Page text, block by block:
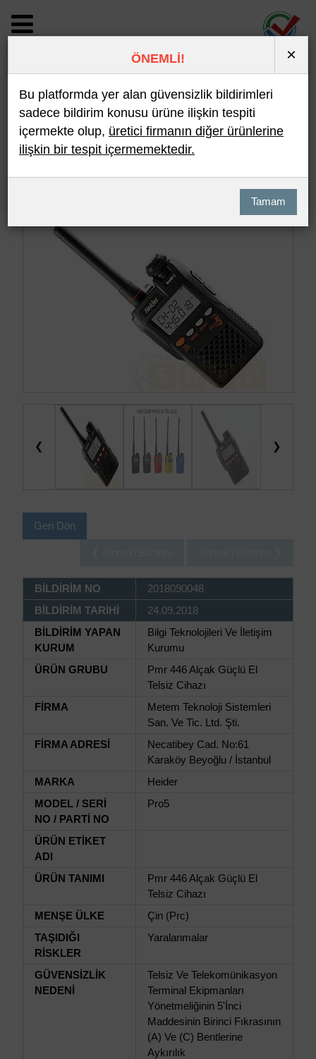
BİLDİRİM DETAYI
Son 10 Bildirim En Çok İncelenen
❮ ❯
Geri Dön
BİLDİRİM NO
2018090048
BİLDİRİM TARİHİ
24.09.2018
BİLDİRİM YAPAN
KURUM
Bilgi Teknolojileri Ve İletişim
Kurumu
ÜRÜN GRUBU
Pmr 446 Alçak Güçlü El
Telsiz Cihazı
FİRMA
Metem Teknoloji Sistemleri
San. Ve Tic. Ltd. Şti.
FİRMA ADRESİ
Necatibey Cad. No:61
Karaköy Beyoğlu / İstanbul
MARKA
Heider
MODEL / SERİ
NO / PARTİ NO
Pro5
ÜRÜN ETİKET
ADI
ÜRÜN TANIMI
Pmr 446 Alçak Güçlü El
Telsiz Cihazı
MENŞE ÜLKE
Çin (Prc)
TAŞIDIĞI
RİSKLER
Yaralanmalar
GÜVENSİZLİK
NEDENİ
Telsiz Ve Telekomünikasyon
Terminal Ekipmanları
Yönetmeliğinin 5'İnci
Maddesinin Birinci Fıkrasının
(A) Ve (C) Bentlerine
Aykırılık
ÖNEMLİ! ×
Bu platformda yer alan güvensizlik bildirimleri
sadece bildirim konusu ürüne ilişkin tespiti
içermekte olup, üretici firmanın diğer ürünlerine
ilişkin bir tespit içermemektedir.
Tamam